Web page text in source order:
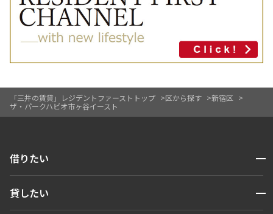
「三井の賃貸」レジデントファーストトップ 区から探す
新宿区
ザ・パークハビオ市ヶ谷イースト
借りたい 開閉
人気エリアから探す
貸したい 開閉